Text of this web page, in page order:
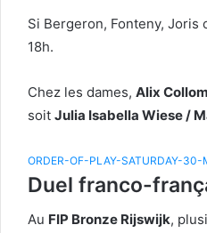
Si Bergeron, Fonteny,
18h.
Chez les dames, Alix
soit Julia Isabella Wiese /
ORDER-OF-PLAY-SATURDAY-
Duel franco-
Au FIP Bronze Rijswijk,